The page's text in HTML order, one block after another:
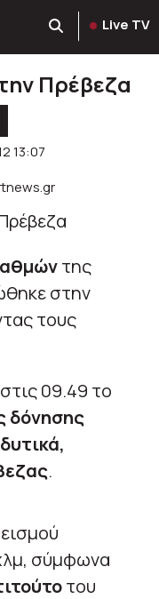
Live TV
Πρέβεζα
13:07
της
στην
τους
09.49 το
δόνησης
.
σύμφωνα
του